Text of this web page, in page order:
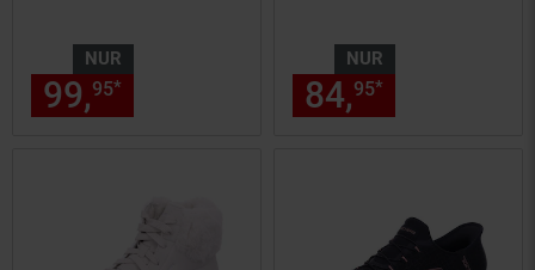
NUR
99,95* € Sternchen
NUR
84,95*